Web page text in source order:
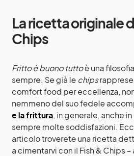
La ricetta originale
Chips
Fritto è buono tuttoè una
sempre. Se già le chips
comfort food per eccellenza,
nemmeno del suo fedele
e la frittura, in generale, anche
sempre molte soddisfazioni.
articolo troverete una ricetta
a cimentarvi con il Fish & Chips